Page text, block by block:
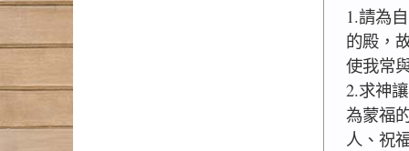
1.請為
的殿，
使我常
2.求神
為蒙福
人、祝